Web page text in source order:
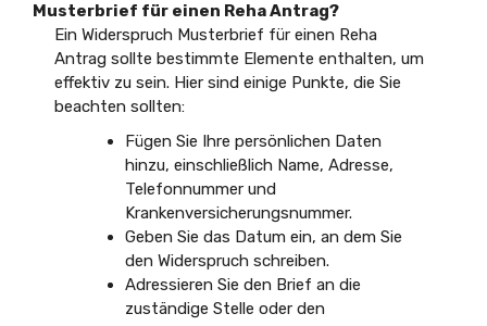
Musterbrief für einen Reha Antrag?
Ein Widerspruch Musterbrief für einen Reha
Antrag sollte bestimmte Elemente enthalten, um
effektiv zu sein. Hier sind einige Punkte, die Sie
beachten sollten:
Fügen Sie Ihre persönlichen Daten
hinzu, einschließlich Name, Adresse,
Telefonnummer und
Krankenversicherungsnummer.
Geben Sie das Datum ein, an dem Sie
den Widerspruch schreiben.
Adressieren Sie den Brief an die
zuständige Stelle oder den